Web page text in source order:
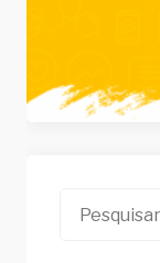
Pesquisar